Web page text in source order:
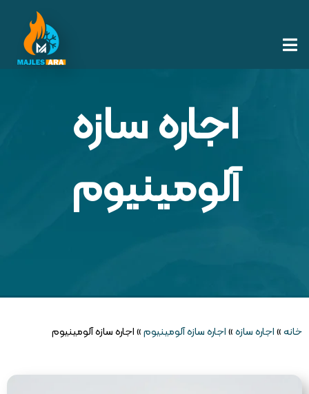
اجاره سازه
آلومینیوم
خانه»اجاره سازه»اجاره سازه آلومینیوم»اجاره سازه آلومینیوم